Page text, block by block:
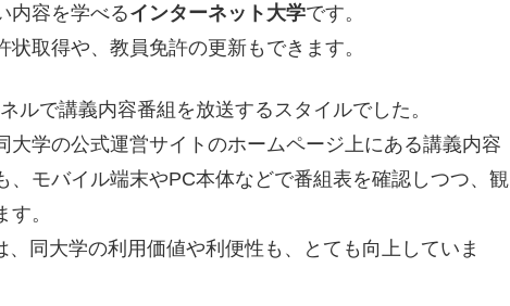
内容を学べるインターネット大学です。
取得や、教員免許の更新もできます。
ルで講義内容番組を放送するスタイルでした。
学の公式運営サイトのホームページ上にある講義内容
モバイル端末やPC本体などで番組表を確認しつつ、観
。
同大学の利用価値や利便性も、とても向上していま